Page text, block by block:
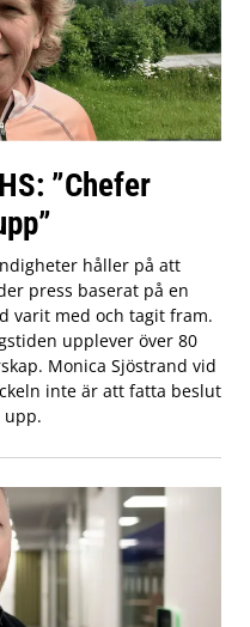
”Chefer
håller på att
press baserat på en
varit med och tagit fram.
upplever över 80
Monica Sjöstrand vid
inte är att fatta beslut
upp.